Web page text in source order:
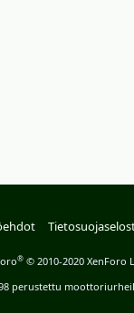
® © 2010-2020 XenForo
perustettu